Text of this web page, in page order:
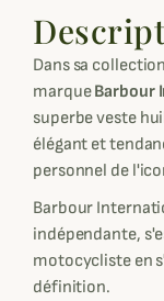
Dans sa
marqueBarbour
superbe veste
élégant et
personnel de
Barbour
indépendante,
motocycliste en
définition.